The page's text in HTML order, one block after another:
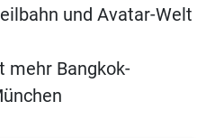
und Avatar-Welt
mehr Bangkok-